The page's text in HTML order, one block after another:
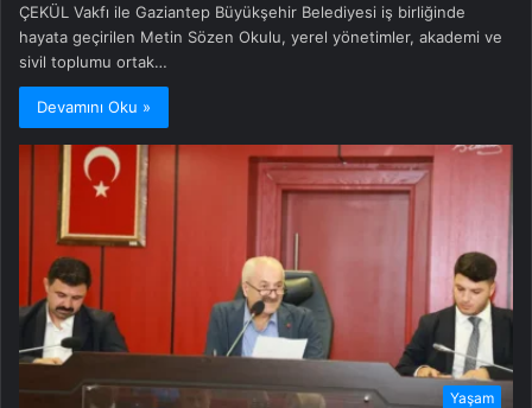
ÇEKÜL Vakfı ile Gaziantep Büyükşehir Belediyesi iş birliğinde
hayata geçirilen Metin Sözen Okulu, yerel yönetimler, akademi ve
sivil toplumu ortak…
Devamını Oku »
Yaşam